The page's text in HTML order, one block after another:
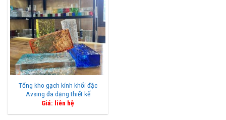
Tổng kho gạch kính khối đặc
Avsing đa dạng thiết kế
Giá: liên hệ